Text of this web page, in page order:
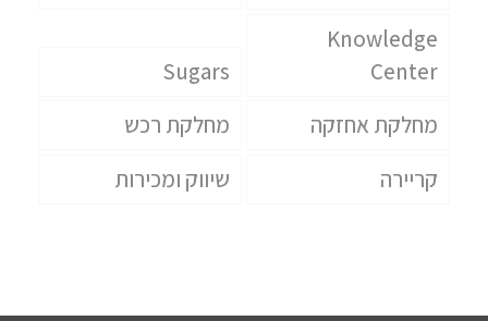
Knowledge
Center
Sugars
מחלקת אחזקה
מחלקת רכש
קריירה
שיווק ומכירות